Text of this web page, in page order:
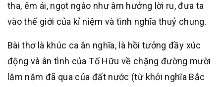
tha, êm ái, ngọt ngào như âm hưởng lời ru, đưa ta
vào thế giới của kỉ niệm và tình nghĩa thuỷ chung.
Bài thơ là khúc ca ân nghĩa, là hồi tưởng đầy xúc
động và ân tình của Tố Hữu về chặng đường mười
lăm năm đã qua của đất nước (từ khởi nghĩa Bắc